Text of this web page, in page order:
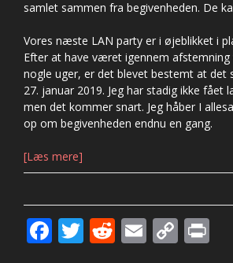
samlet sammen fra begivenheden. De
Vores næste LAN party er i øjeblikket i
Efter at have været igennem afstemning
nogle uger, er det blevet bestemt at det
27. januar 2019. Jeg har stadig ikke fået
men det kommer snart. Jeg håber I
op om begivenheden endnu en gang.
[Læs mere]
F T R E C